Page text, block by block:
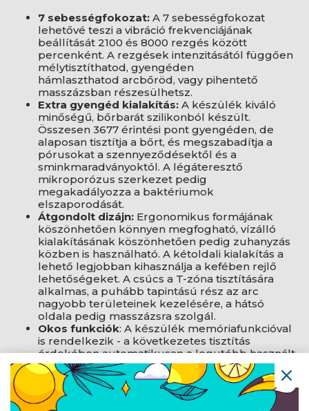
7 sebességfokozat: A 7 sebességfokozat
lehetővé teszi a vibráció frekvenciájának
beállítását 2100 és 8000 rezgés között
percenként. A rezgések intenzitásától függően
mélytisztíthatod, gyengéden
hámlaszthatod arcbőröd, vagy pihentető
masszázsban részesülhetsz.
Extra gyengéd kialakítás: A készülék kiváló
minőségű, bőrbarát szilikonból készült.
Összesen 3677 érintési pont gyengéden, de
alaposan tisztítja a bőrt, és megszabadítja a
pórusokat a szennyeződésektől és a
sminkmaradványoktól. A légáteresztő
mikroporózus szerkezet pedig
megakadályozza a baktériumok
elszaporodását.
Átgondolt dizájn: Ergonomikus formájának
köszönhetően könnyen megfogható, vízálló
kialakításának köszönhetően pedig zuhanyzás
közben is használható. A kétoldali kialakítás a
lehető legjobban kihasználja a kefében rejlő
lehetőségeket. A csúcs a T-zóna tisztítására
alkalmas, a puhább tapintású rész az arc
nagyobb területeinek kezelésére, a hátsó
oldala pedig masszázsra szolgál.
Okos funkciók: A készülék memóriafunkcióval
is rendelkezik - a következetes tisztítás
érdekében automatikusan a legutóbb használt
sebességen kapcsol be. Az ideális használati
időt ezután egy időzítő figyeli, amely 3 perc
után automatikusan kikapcsol, hogy
megakadályozza a nem kívánt túlhasználatot.